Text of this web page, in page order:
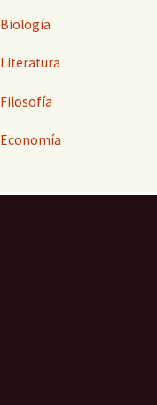
Biología
Literatura
Filosofía
Economía